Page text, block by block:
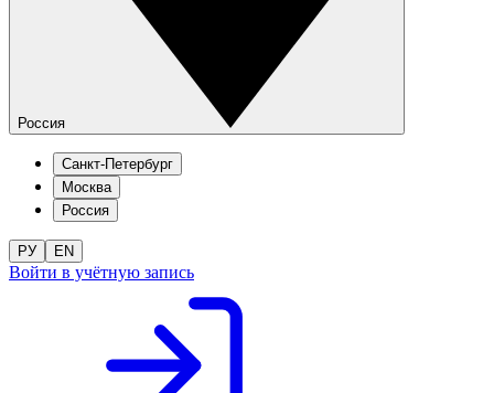
Россия
Санкт-Петербург
Москва
Россия
РУ EN
Войти в учётную запись